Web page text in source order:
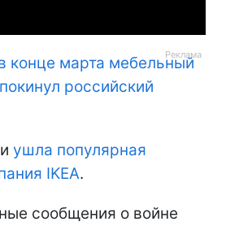
конце марта мебельный
российский
ушла популярная
IKEA.
сообщения о войне